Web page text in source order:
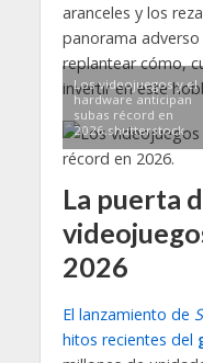
aranceles y los
panorama adverso
replantear cómo,
invertir en este
Los videojuegos y el
hardware anticipan
subas récord en
2026.shutterstock
La puerta
2026
El lanzamiento de
hitos recientes del